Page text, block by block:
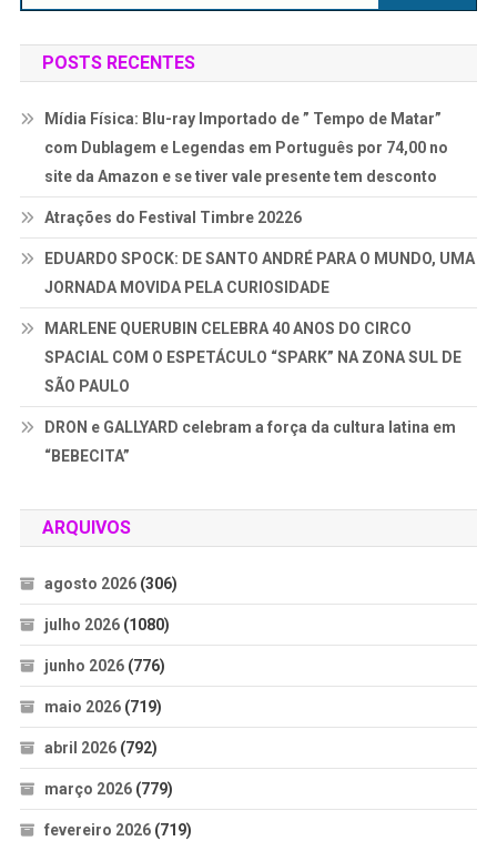
POSTS RECENTES
Mídia Física: Blu-ray Importado de ” Tempo de Matar”
com Dublagem e Legendas em Português por 74,00 no
site da Amazon e se tiver vale presente tem desconto
Atrações do Festival Timbre 20226
EDUARDO SPOCK: DE SANTO ANDRÉ PARA O MUNDO, UMA
JORNADA MOVIDA PELA CURIOSIDADE
MARLENE QUERUBIN CELEBRA 40 ANOS DO CIRCO
SPACIAL COM O ESPETÁCULO “SPARK” NA ZONA SUL DE
SÃO PAULO
DRON e GALLYARD celebram a força da cultura latina em
“BEBECITA”
ARQUIVOS
agosto 2026(306)
julho 2026(1080)
junho 2026(776)
maio 2026(719)
abril 2026(792)
março 2026(779)
fevereiro 2026(719)